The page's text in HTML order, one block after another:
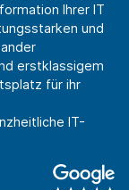
Ihrer IT
und
erstklassigem
für ihr
IT-